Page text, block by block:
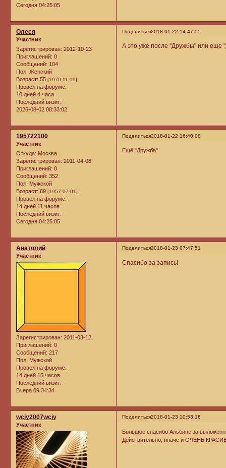
Сегодня 04:25:05
Поделиться2018-01-22 14:47:55
Олеся
Участник
Зарегистрирован: 2012-10-23
Приглашений: 0
Сообщений: 104
Пол: Женский
Возраст: 55 [1970-11-19]
Провел на форуме:
10 дней 4 часа
Последний визит:
2026-08-02 08:33:02
А это уже после "Дружбы" или еще
Поделиться2018-01-22 16:40:08
195722100
Участник
Откуда: Москва
Зарегистрирован: 2011-04-08
Приглашений: 0
Сообщений: 352
Пол: Мужской
Возраст: 69 [1957-07-01]
Провел на форуме:
14 дней 11 часов
Последний визит:
Сегодня 04:25:05
Ещё "Дружба"
Поделиться2018-01-23 07:47:51
Анатолий
Участник
Зарегистрирован: 2011-03-12
Приглашений: 0
Сообщений: 217
Пол: Мужской
Провел на форуме:
14 дней 15 часов
Последний визит:
Вчера 09:34:34
Спасибо за запись!
Поделиться2018-01-23 10:53:16
wcjy2007wcjy
Участник
Большое спасибо Альбине за
Действительно, иначе и ОЧЕНЬ